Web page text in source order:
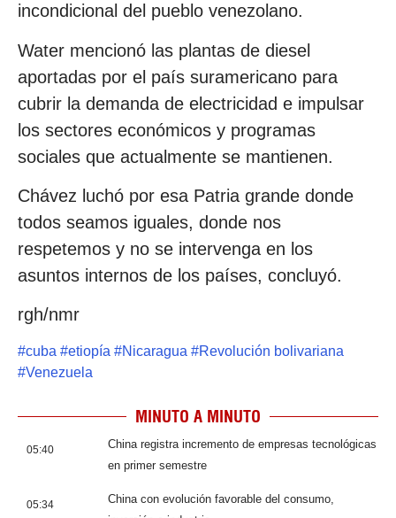
incondicional del pueblo venezolano.
Water mencionó las plantas de diesel
aportadas por el país suramericano para
cubrir la demanda de electricidad e impulsar
los sectores económicos y programas
sociales que actualmente se mantienen.
Chávez luchó por esa Patria grande donde
todos seamos iguales, donde nos
respetemos y no se intervenga en los
asuntos internos de los países, concluyó.
rgh/nmr
#cuba #etiopía #Nicaragua #Revolución bolivariana
#Venezuela
MINUTO A MINUTO
05:40
China registra incremento de empresas tecnológicas
en primer semestre
05:34
China con evolución favorable del consumo,